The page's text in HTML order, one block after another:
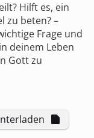
Hilft es, ein
zu beten? –
Frage und
deinem Leben
Gott zu